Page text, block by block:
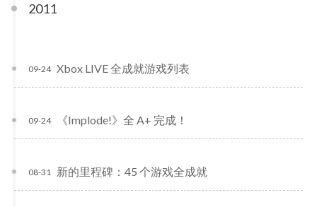
2011
Xbox LIVE 全成就游戏列表
09-24
《Implode!》全 A+ 完成！
09-24
新的里程碑：45 个游戏全成就
08-31